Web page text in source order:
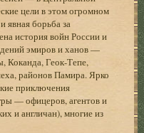
цели в этом огромном
явная борьба за
история войн России и
эмиров и ханов —
Коканда, Геок-Тепе,
районов Памира. Ярко
приключения
— офицеров, агентов и
и англичан), многие из